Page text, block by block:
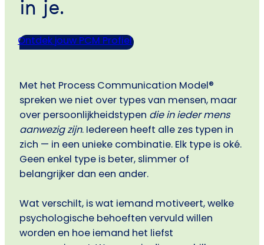
in je.
Ontdek jouw PCM Profiel
Met het Process Communication Model®
spreken we niet over types van mensen, maar
over persoonlijkheidstypen die in ieder mens
aanwezig zijn. Iedereen heeft alle zes typen in
zich — in een unieke combinatie. Elk type is oké.
Geen enkel type is beter, slimmer of
belangrijker dan een ander.
Wat verschilt, is wat iemand motiveert, welke
psychologische behoeften vervuld willen
worden en hoe iemand het liefst